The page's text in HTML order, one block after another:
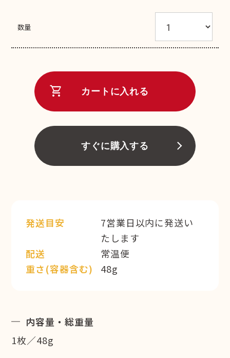
数量
shopping_cart カートに入れる
すぐに購入する
発送目安
7営業日以内に発送い
たします
配送
常温便
重さ(容器含む)
48g
内容量・総重量
1枚／48g